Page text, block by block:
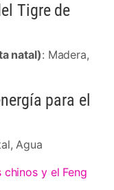
Tigre de
natal): Madera,
para el
Agua
y el Feng